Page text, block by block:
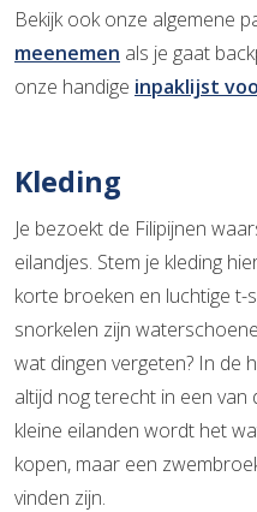
Bekijk ook onze algemene
meenemen als je gaat
onze handige inpaklijst
Kleding
Je bezoekt de Filipijnen
eilandjes. Stem je kleding
korte broeken en luchtige t-
snorkelen zijn
wat dingen vergeten? In de
altijd nog terecht in een
kleine eilanden wordt het
kopen, maar een
vinden zijn.